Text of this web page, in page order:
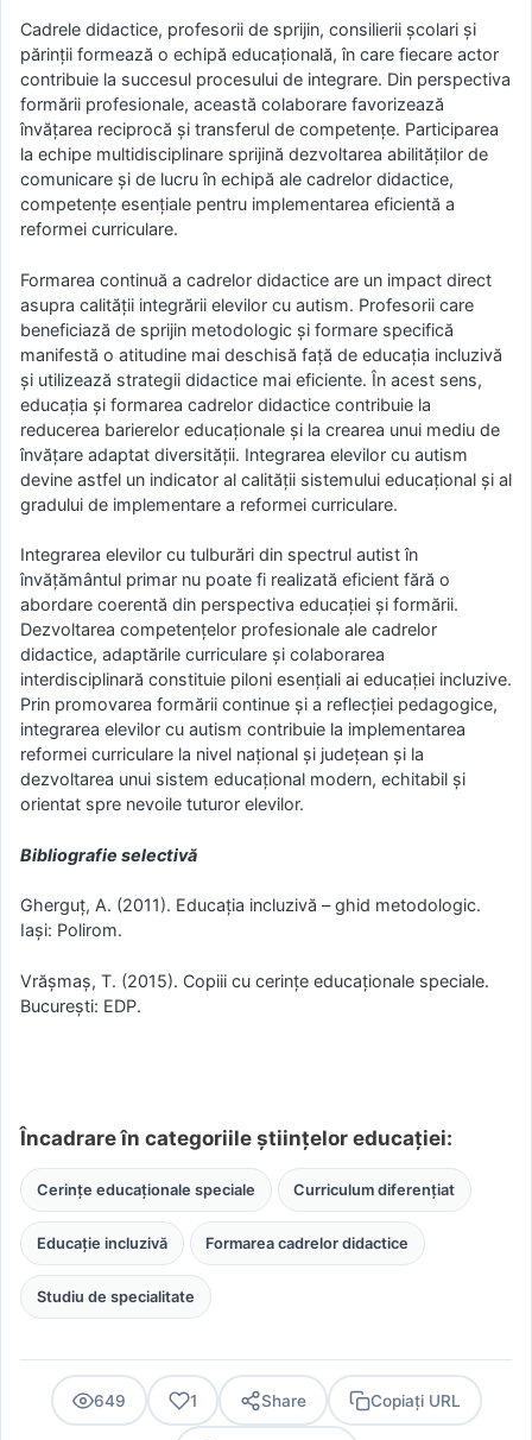
Cadrele didactice, profesorii de sprijin, consilierii școlari și
părinții formează o echipă educațională, în care fiecare actor
contribuie la succesul procesului de integrare. Din perspectiva
formării profesionale, această colaborare favorizează
învățarea reciprocă și transferul de competențe. Participarea
la echipe multidisciplinare sprijină dezvoltarea abilităților de
comunicare și de lucru în echipă ale cadrelor didactice,
competențe esențiale pentru implementarea eficientă a
reformei curriculare.
Formarea continuă a cadrelor didactice are un impact direct
asupra calității integrării elevilor cu autism. Profesorii care
beneficiază de sprijin metodologic și formare specifică
manifestă o atitudine mai deschisă față de educația incluzivă
și utilizează strategii didactice mai eficiente. În acest sens,
educația și formarea cadrelor didactice contribuie la
reducerea barierelor educaționale și la crearea unui mediu de
învățare adaptat diversității. Integrarea elevilor cu autism
devine astfel un indicator al calității sistemului educațional și al
gradului de implementare a reformei curriculare.
Integrarea elevilor cu tulburări din spectrul autist în
învățământul primar nu poate fi realizată eficient fără o
abordare coerentă din perspectiva educației și formării.
Dezvoltarea competențelor profesionale ale cadrelor
didactice, adaptările curriculare și colaborarea
interdisciplinară constituie piloni esențiali ai educației incluzive.
Prin promovarea formării continue și a reflecției pedagogice,
integrarea elevilor cu autism contribuie la implementarea
reformei curriculare la nivel național și județean și la
dezvoltarea unui sistem educațional modern, echitabil și
orientat spre nevoile tuturor elevilor.
Bibliografie selectivă
Gherguț, A. (2011). Educația incluzivă – ghid metodologic.
Iași: Polirom.
Vrășmaș, T. (2015). Copiii cu cerințe educaționale speciale.
București: EDP.
Încadrare în categoriile științelor educației:
Cerințe educaționale speciale Curriculum diferențiat
Educație incluzivă Formarea cadrelor didactice
Studiu de specialitate
649 1 Share Copiați URL